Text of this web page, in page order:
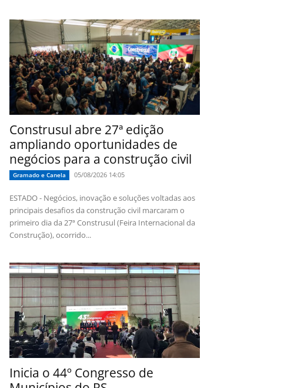
Construsul abre 27ª edição
ampliando oportunidades de
negócios para a construção civil
Gramado e Canela 05/08/2026 14:05
ESTADO - Negócios, inovação e soluções voltadas aos
principais desafios da construção civil marcaram o
primeiro dia da 27ª Construsul (Feira Internacional da
Construção), ocorrido...
Inicia o 44º Congresso de